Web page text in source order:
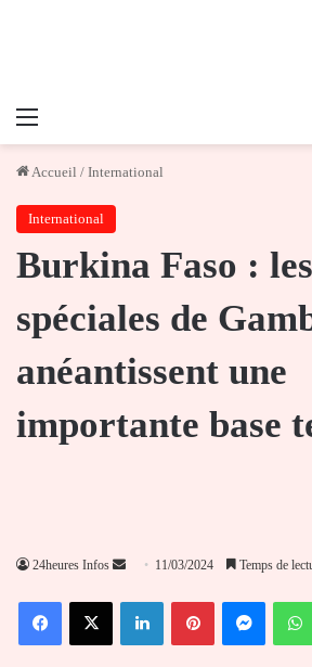
Menu
Accueil / International
International
Burkina Faso :
spéciales de
anéantissent une
importante base
24heures Infos
Envoyer
courriel
11/03/2024 Temps de
FacebookX LinkedinPinterest